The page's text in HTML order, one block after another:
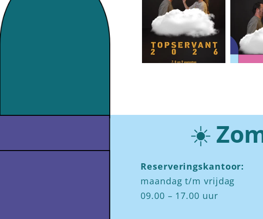
☀️
Reserveringskantoor:
maandag t/m vrijdag
09.00 – 17.00 uur